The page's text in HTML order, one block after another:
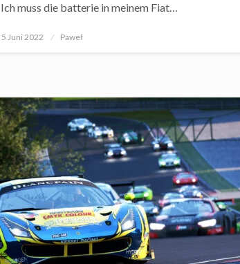
Ich muss die batterie in meinem Fiat…
Posted
5 Juni 2022 Paweł